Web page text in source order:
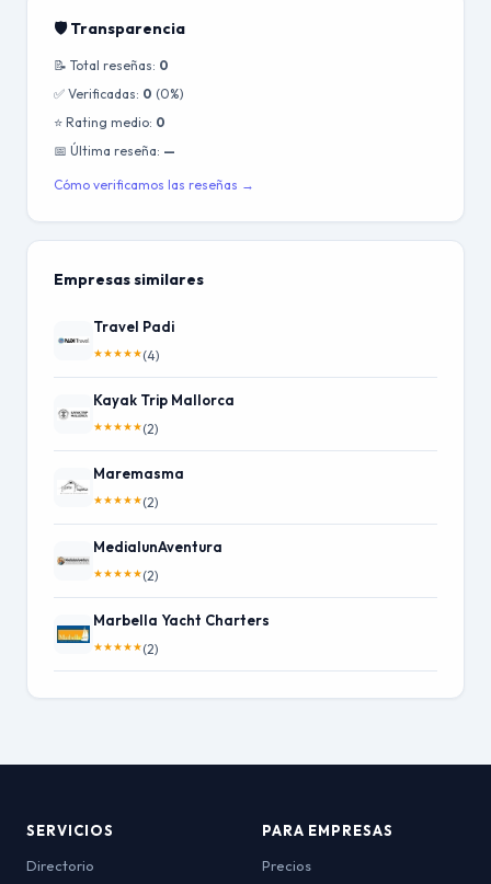
🛡️ Transparencia
📝 Total reseñas: 0
✅ Verificadas: 0 (0%)
⭐ Rating medio: 0
📅 Última reseña: —
Cómo verificamos las reseñas →
Empresas similares
Travel Padi
★★★★★(4)
Kayak Trip Mallorca
★★★★★(2)
Maremasma
★★★★★(2)
MedialunAventura
★★★★★(2)
Marbella Yacht Charters
★★★★★(2)
SERVICIOS
Directorio
PARA EMPRESAS
Precios